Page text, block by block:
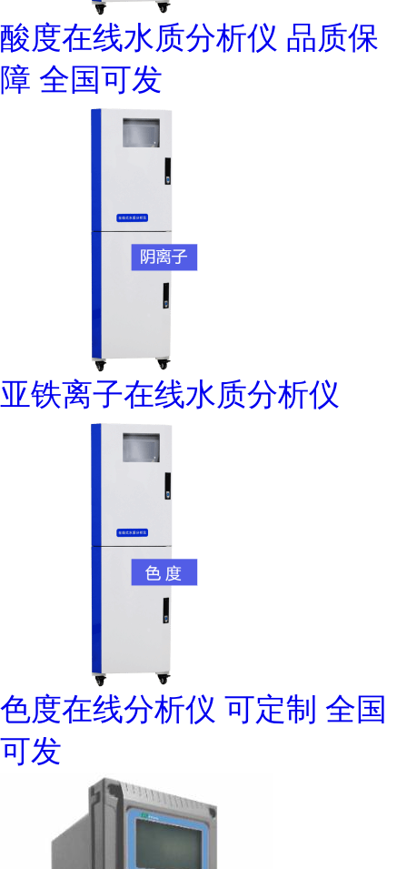
酸度在线水质分析仪 品质保
障 全国可发
亚铁离子在线水质分析仪
色度在线分析仪 可定制 全国
可发